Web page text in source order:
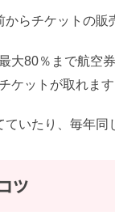
らチケットの販
大80％まで航空
ケットが取れます
いたり、毎年同
ツ